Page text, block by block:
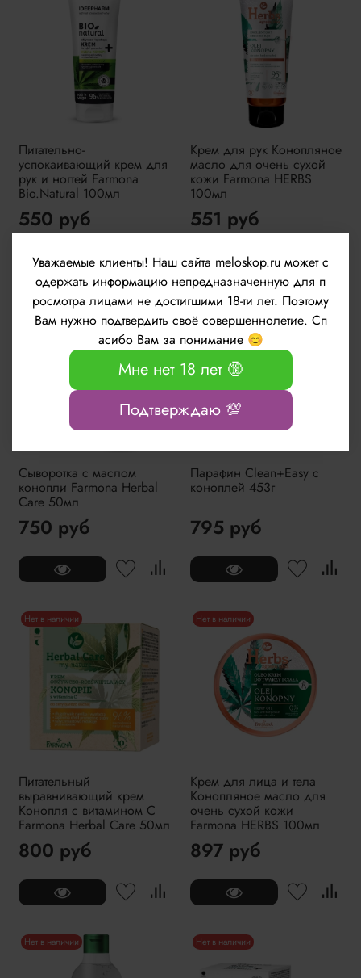
Питательно-
успокаивающий крем для
рук и ногтей Farmona
Bio.Natural 100мл
550 руб
Крем для рук Конопляное
масло для очень сухой
кожи Farmona HERBS
100мл
551 руб
Нет в наличии
Сыворотка с маслом
конопли Farmona Herbal
Care 50мл
750 руб
Нет в наличии
Парафин Clean+Easy с
коноплей 453г
795 руб
Нет в наличии
Питательный
выравнивающий крем
Конопля с витамином С
Farmona Herbal Care 50мл
800 руб
Нет в наличии
Крем для лица и тела
Конопляное масло для
очень сухой кожи
Farmona HERBS 100мл
897 руб
Нет в наличии Нет в наличии
Уважаемые клиенты! Наш сайта meloskop.ru может с
одержать информацию непредназначенную для п
росмотра лицами не достигшими 18-ти лет. Поэтому
Вам нужно подтвердить своё совершеннолетие. Сп
асибо Вам за понимание 😊
Мне нет 18 лет 🔞
Подтверждаю 💯